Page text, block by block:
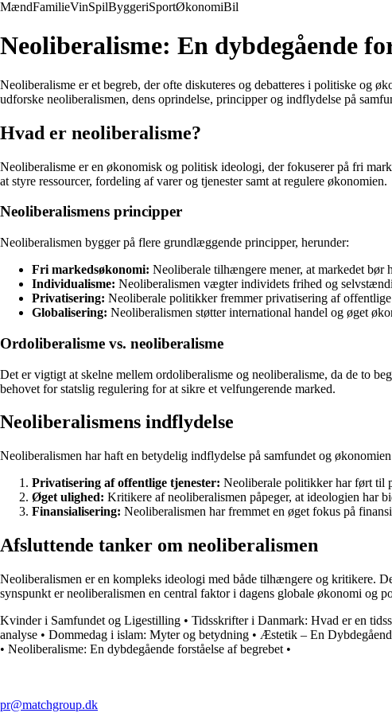
MændFamilieVinSpilByggeriSportØkonomiBil
Neoliberalisme: En dybdegående
Neoliberalisme er et begreb, der ofte diskuteres og debatteres i politiske og
udforske neoliberalismen, dens oprindelse, principper og indflydelse på
Hvad er neoliberalisme?
Neoliberalisme er en økonomisk og politisk ideologi, der fokuserer på fri
at styre ressourcer, fordeling af varer og tjenester samt at regulere økonomien.
Neoliberalismens principper
Neoliberalismen bygger på flere grundlæggende principper, herunder:
Fri markedsøkonomi: Neoliberale tilhængere mener, at markedet
Individualisme: Neoliberalismen vægter individets frihed og
Privatisering: Neoliberale politikker fremmer privatisering af
Globalisering: Neoliberalismen støtter international handel og øget
Ordoliberalisme vs. neoliberalisme
Det er vigtigt at skelne mellem ordoliberalisme og neoliberalisme, da de to
behovet for statslig regulering for at sikre et velfungerende marked.
Neoliberalismens indflydelse
Neoliberalismen har haft en betydelig indflydelse på samfundet og
Privatisering af offentlige tjenester: Neoliberale politikker har ført til
Øget ulighed: Kritikere af neoliberalismen påpeger, at ideologien har
Finansialisering: Neoliberalismen har fremmet en øget fokus på
Afsluttende tanker om neoliberalismen
Neoliberalismen er en kompleks ideologi med både tilhængere og kritikere.
synspunkt er neoliberalismen en central faktor i dagens globale økonomi og
Kvinder i Samfundet og Ligestilling • Tidsskrifter i Danmark: Hvad er en
analyse • Dommedag i islam: Myter og betydning • Æstetik – En
• Neoliberalisme: En dybdegående forståelse af begrebet •
pr@matchgroup.dk